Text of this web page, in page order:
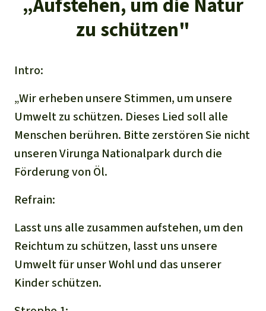
„Aufstehen, um die Natur
zu schützen"
Intro:
„Wir erheben unsere Stimmen, um unsere
Umwelt zu schützen. Dieses Lied soll alle
Menschen berühren. Bitte zerstören Sie nicht
unseren Virunga Nationalpark durch die
Förderung von Öl.
Refrain:
Lasst uns alle zusammen aufstehen, um den
Reichtum zu schützen, lasst uns unsere
Umwelt für unser Wohl und das unserer
Kinder schützen.